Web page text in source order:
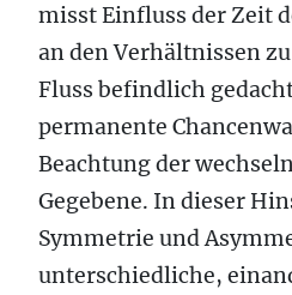
misst Einfluss der Zeit
an den Verhältnissen
Fluss befindlich
permanente
Beachtung der
Gegebene. In dieser
Symmetrie und
unterschiedliche,